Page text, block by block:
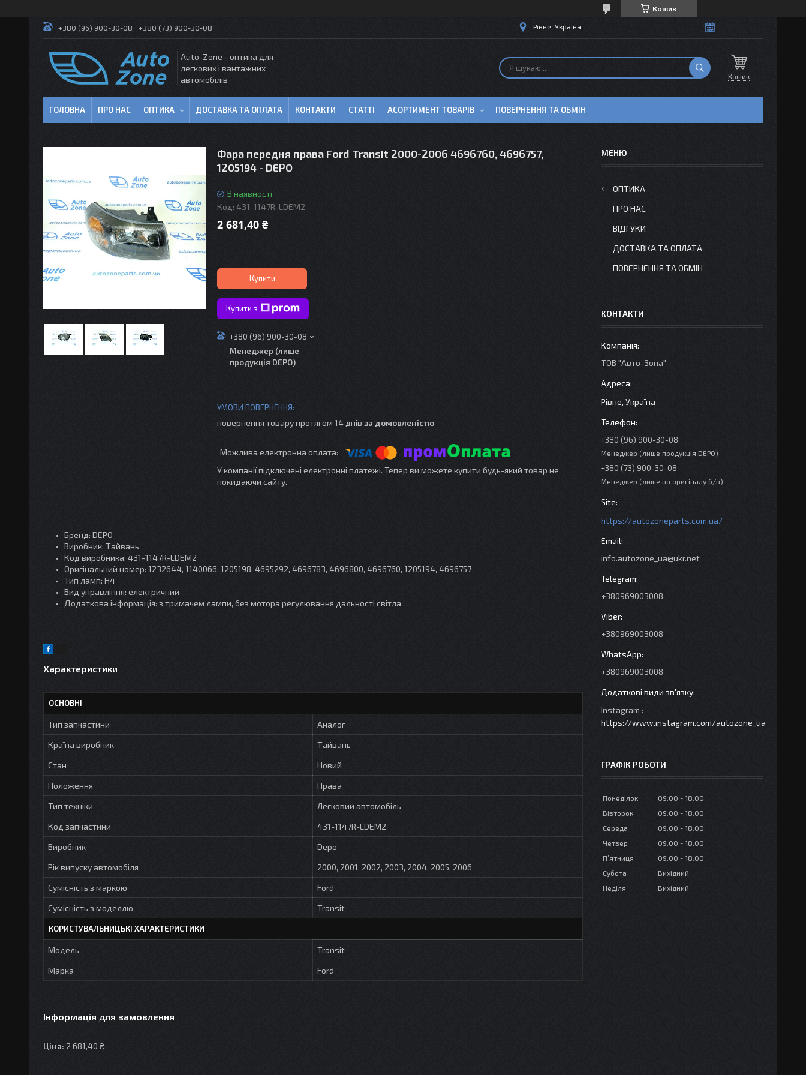
Кошик
+380 (96) 900-30-08 +380 (73) 900-30-08 Рівне, Україна
Auto-Zone - оптика для
легкових і вантажних
автомобілів
Кошик
ГОЛОВНА ПРО НАС ОПТИКА ДОСТАВКА ТА ОПЛАТА КОНТАКТИ СТАТТІ АСОРТИМЕНТ ТОВАРІВ ПОВЕРНЕННЯ ТА ОБМІН
Фара передня права Ford Transit 2000-2006 4696760, 4696757,
1205194 - DEPO
В наявності
Код: 431-1147R-LDEM2
2 681,40 ₴
Купити
Купити з
+380 (96) 900-30-08
Менеджер (лише
продукція DEPO)
повернення товару протягом 14 днів за домовленістю
У компанії підключені електронні платежі. Тепер ви можете купити будь-який товар не
покидаючи сайту.
Бренд: DEPO
Виробник: Тайвань
Код виробника: 431-1147R-LDEM2
Оригінальний номер: 1232644, 1140066, 1205198, 4695292, 4696783, 4696800, 4696760, 1205194, 4696757
Тип ламп: Н4
Вид управління: електричний
Додаткова інформація: з тримачем лампи, без мотора регулювання дальності світла
Характеристики
ОСНОВНІ
Тип запчастини
Аналог
Країна виробник
Тайвань
Стан
Новий
Положення
Права
Тип техніки
Легковий автомобіль
Код запчастини
431-1147R-LDEM2
Виробник
Depo
Рік випуску автомобіля
2000, 2001, 2002, 2003, 2004, 2005, 2006
Сумісність з маркою
Ford
Сумісність з моделлю
Transit
КОРИСТУВАЛЬНИЦЬКІ ХАРАКТЕРИСТИКИ
Модель
Transit
Марка
Ford
Інформація для замовлення
Ціна: 2 681,40 ₴
ОПТИКА
ПРО НАС
ВІДГУКИ
ДОСТАВКА ТА ОПЛАТА
ПОВЕРНЕННЯ ТА ОБМІН
КОНТАКТИ
ТОВ "Авто-Зона"
Рівне, Україна
+380 (96) 900-30-08
Менеджер (лише продукція DEPO)
+380 (73) 900-30-08
Менеджер (лише по оригіналу б/в)
https://autozoneparts.com.ua/
info.autozone_ua@ukr.net
+380969003008
+380969003008
+380969003008
Instagram
https://www.instagram.com/autozone_ua
ГРАФІК РОБОТИ
Понеділок 09:00
18:00
Вівторок
09:00
18:00
Середа
09:00
18:00
Четвер
09:00
18:00
Пʼятниця
09:00
18:00
Субота
Вихідний
Неділя
Вихідний